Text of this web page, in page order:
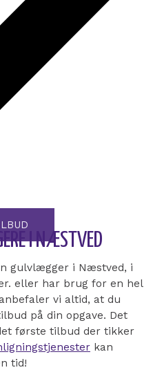
I NÆSTVED
gulvlægger i Næstved, i
eller har brug for en hel
vi altid, at du
på din opgave. Det
første tilbud der tikker
kan
tid!